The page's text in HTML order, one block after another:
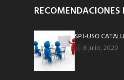
RECOMENDACIONES
SPJ-USO
8 julio, 2020